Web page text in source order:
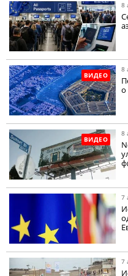
8
ВИДЕО
8
о
ВИДЕО
8
7
7